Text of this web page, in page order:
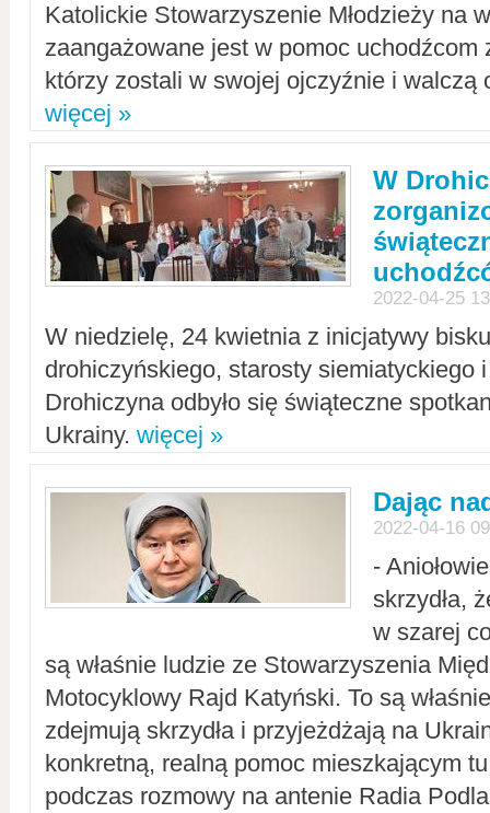
Katolickie Stowarzyszenie Młodzieży na
zaangażowane jest w pomoc uchodźcom
którzy zostali w swojej ojczyźnie i walczą
więcej »
W
2022-04-25
W niedzielę, 24 kwietnia z inicjatywy
drohiczyńskiego, starosty siemiatyckiego
Drohiczyna odbyło się świąteczne
Ukrainy. więcej »
Dając
2022-04-16
-
skrzydła,
w szarej
są właśnie ludzie ze Stowarzyszenia
Motocyklowy Rajd Katyński. To są
zdejmują skrzydła i przyjeżdżają na
konkretną, realną pomoc mieszkającym
podczas rozmowy na antenie Radia